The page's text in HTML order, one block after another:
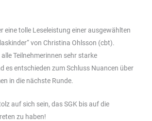
eine tolle Leseleistung einer ausgewählten
von Christina Ohlsson (cbt).
Teilnehmerinnen sehr starke
es entschieden zum Schluss Nuancen über
in die nächste Runde.
auf sich sein, das SGK bis auf die
zu haben!